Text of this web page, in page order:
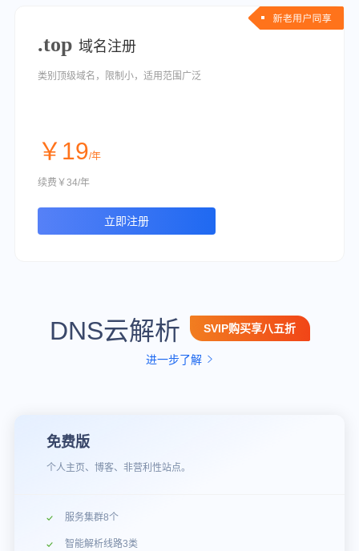
.top 域名注册
类别顶级域名，限制小，适用范围广泛
￥19/年
续费￥34/年
立即注册
DNS云解析 SVIP购买享八五折
进一步了解
免费版
个人主页、博客、非营利性站点。
服务集群8个
智能解析线路3类